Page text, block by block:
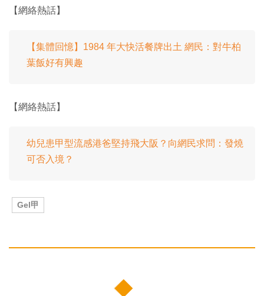
【網絡熱話】
【集體回憶】1984 年大快活餐牌出土 網民：對牛柏
葉飯好有興趣
【網絡熱話】
幼兒患甲型流感港爸堅持飛大阪？向網民求問：發燒
可否入境？
Gel甲